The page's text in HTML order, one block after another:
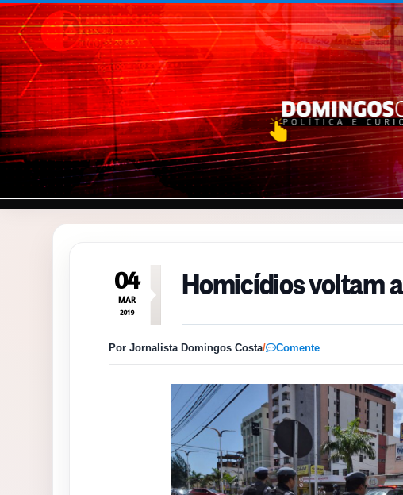
Pular para o conteúdo
04
MAR
2019
Homicídios voltam
Por Jornalista Domingos Costa/ Comente